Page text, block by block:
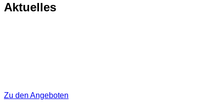
Aktuelles
Zu den Angeboten